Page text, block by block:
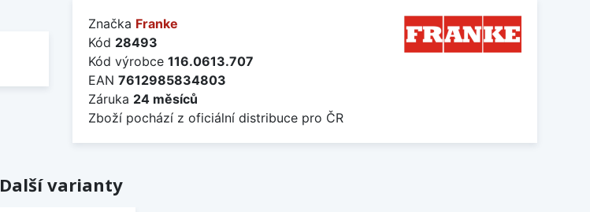
Značka Franke
Kód 28493
Kód výrobce 116.0613.707
EAN 7612985834803
Záruka 24 měsíců
Zboží pochází z oficiální distribuce pro ČR
Další varianty